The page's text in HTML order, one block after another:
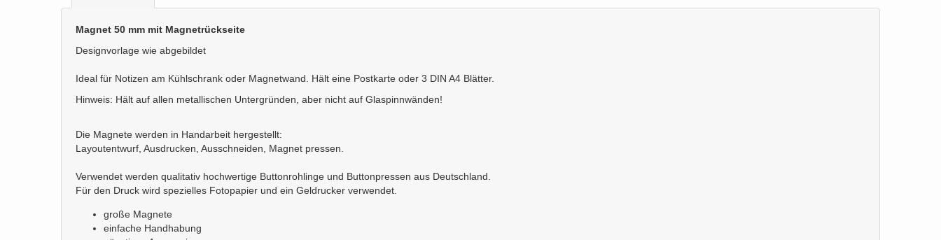
Magnet 50 mm mit Magnetrückseite
Designvorlage wie abgebildet
Ideal für Notizen am Kühlschrank oder Magnetwand. Hält eine Postkarte oder 3 DIN A4 Blätter.
Hinweis: Hält auf allen metallischen Untergründen, aber nicht auf Glaspinnwänden!
Die Magnete werden in Handarbeit hergestellt:
Layoutentwurf, Ausdrucken, Ausschneiden, Magnet pressen.
Verwendet werden qualitativ hochwertige Buttonrohlinge und Buttonpressen aus Deutschland.
Für den Druck wird spezielles Fotopapier und ein Geldrucker verwendet.
große Magnete
einfache Handhabung